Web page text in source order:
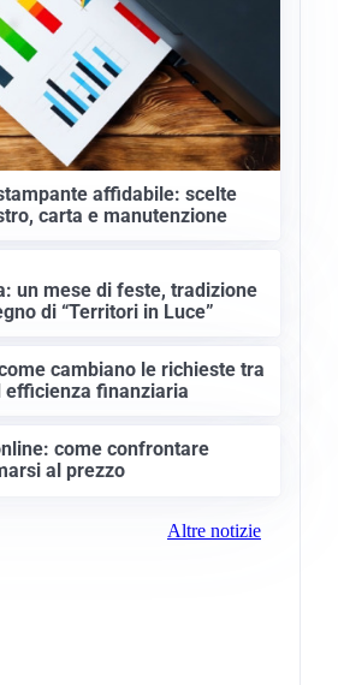
affidabile: scelte
carta e manutenzione
un mese di feste, tradizione
di “Territori in Luce”
cambiano le richieste tra
efficienza finanziaria
come confrontare
al prezzo
Altre notizie